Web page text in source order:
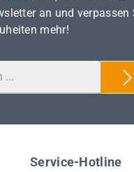
an und verpassen
mehr!
Service-Hotline